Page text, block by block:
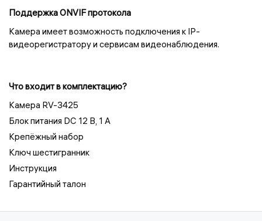
Поддержка ONVIF протокола
Камера имеет возможность подключения к IP-
видеорегистратору и сервисам видеонаблюдения.
Что входит в комплектацию?
Камера RV-3425
Блок питания DC 12 В, 1 A
Крепёжный набор
Ключ шестигранник
Инструкция
Гарантийный талон